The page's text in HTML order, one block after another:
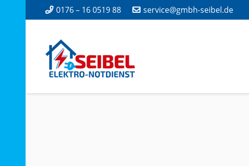
0176 – 16 0519 88 service@gmbh-seibel.de